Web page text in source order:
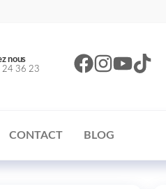
nous
24 36 23
CONTACT BLOG